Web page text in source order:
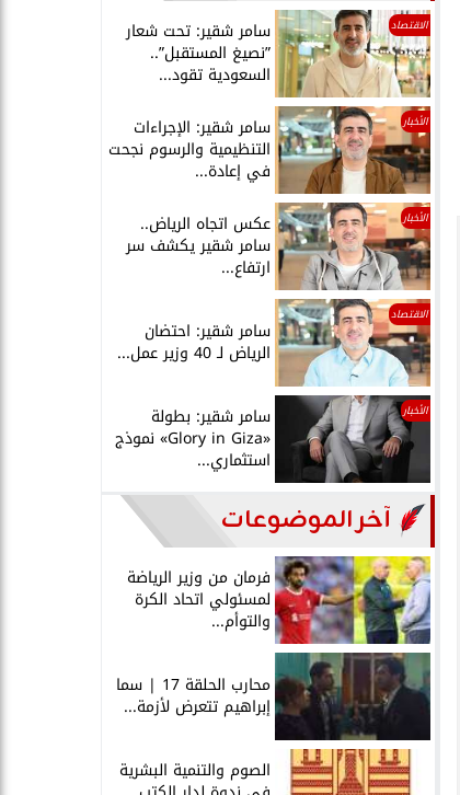
الاقتصاد سامر شقير: تحت شعار
”نصيغ المستقبل”..
السعودية تقود...
الأخبار سامر شقير: الإجراءات
التنظيمية والرسوم نجحت
في إعادة...
الأخبار عكس اتجاه الرياض..
سامر شقير يكشف سر
ارتفاع...
الاقتصاد
سامر شقير: احتضان
الرياض لـ 40 وزير عمل...
الأخبار سامر شقير: بطولة
«Glory in Giza» نموذج
استثماري...
آخر الموضوعات
فرمان من وزير الرياضة
لمسئولي اتحاد الكرة
والتوأم...
محارب الحلقة 17 | سما
إبراهيم تتعرض لأزمة...
الصوم والتنمية البشرية